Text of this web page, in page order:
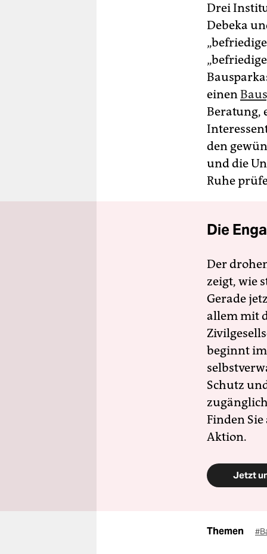
Drei
Debeka
einen
Beratung,
den
und die
Ruhe
Die
Der
zeigt, wie
Gerade
allem mit
beginnt
Schutz
Finden
Aktion.
Jetzt
Themen